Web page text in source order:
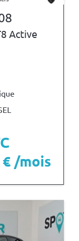
Active
€ /mois